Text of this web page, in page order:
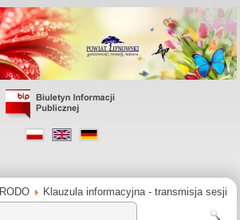
RODO Klauzula informacyjna - transmisja sesji